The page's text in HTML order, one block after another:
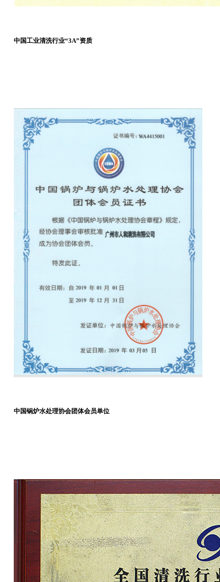
中国工业清洗行业“3A”资质
中国锅炉水处理协会团体会员单位